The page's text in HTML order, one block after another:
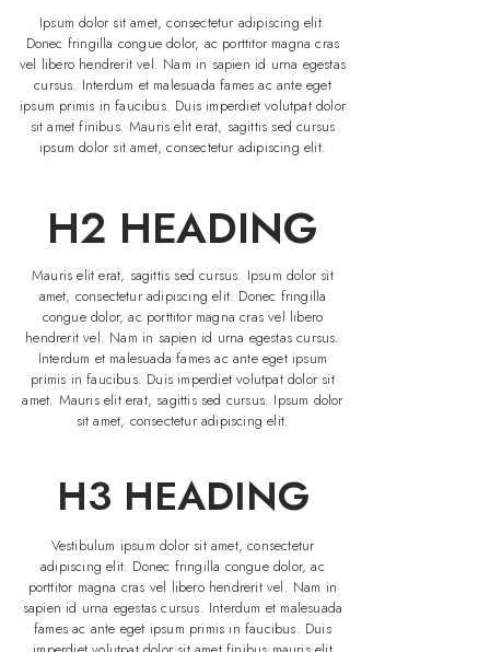
Ipsum dolor sit amet, consectetur adipiscing elit.
Donec fringilla congue dolor, ac porttitor magna cras
vel libero hendrerit vel. Nam in sapien id urna egestas
cursus. Interdum et malesuada fames ac ante eget
ipsum primis in faucibus. Duis imperdiet volutpat dolor
sit amet finibus. Mauris elit erat, sagittis sed cursus
ipsum dolor sit amet, consectetur adipiscing elit.
H2 HEADING
Mauris elit erat, sagittis sed cursus. Ipsum dolor sit
amet, consectetur adipiscing elit. Donec fringilla
congue dolor, ac porttitor magna cras vel libero
hendrerit vel. Nam in sapien id urna egestas cursus.
Interdum et malesuada fames ac ante eget ipsum
primis in faucibus. Duis imperdiet volutpat dolor sit
amet. Mauris elit erat, sagittis sed cursus. Ipsum dolor
sit amet, consectetur adipiscing elit.
H3 HEADING
Vestibulum ipsum dolor sit amet, consectetur
adipiscing elit. Donec fringilla congue dolor, ac
porttitor magna cras vel libero hendrerit vel. Nam in
sapien id urna egestas cursus. Interdum et malesuada
fames ac ante eget ipsum primis in faucibus. Duis